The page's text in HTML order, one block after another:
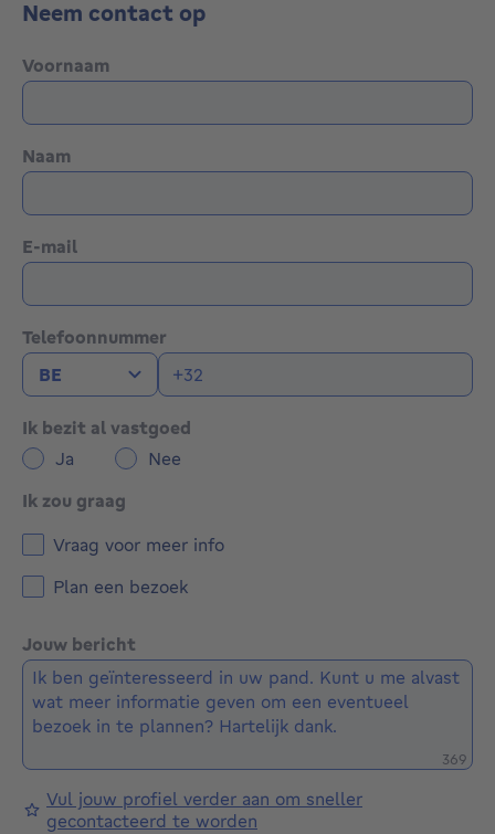
Neem contact op
Voornaam
Naam
E-mail
Telefoonnummer
Ik bezit al vastgoed
Ja
Nee
Ik zou graag
Vraag voor meer info
Plan een bezoek
Jouw bericht
369
Vul jouw profiel verder aan om sneller
gecontacteerd te worden